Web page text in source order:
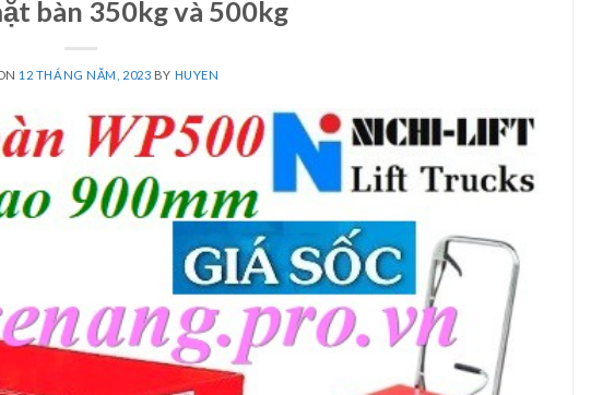
bàn 350kg và 500kg
12 THÁNG NĂM, 2023 BY HUYEN